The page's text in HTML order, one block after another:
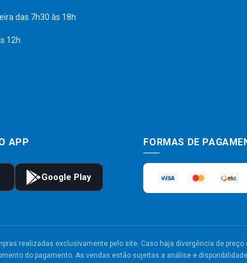
das 7h30 às 18h
12h
APP FORMAS DE
realizadas exclusivamente pelo site. Caso haja divergência de preço
do pagamento. As vendas estão sujeitas a análise e